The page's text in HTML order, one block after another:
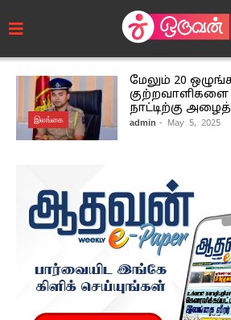
இலங்கை
மேலும் 20
குற்றவாளிகளை
நாட்டிற்கு
admin - May 5, 2025